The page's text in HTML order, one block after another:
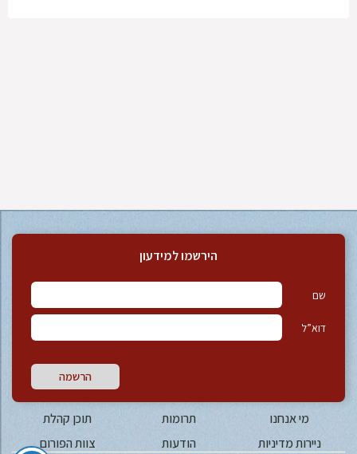
הירשמו למידעון
שם
דוא”ל
הרשמה
מי אנחנו תרומות
תוכן קהלת
ניירות מדיניות
הודעות צוות הפורום